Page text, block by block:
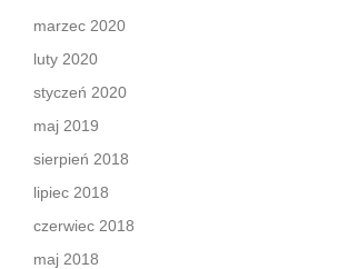
marzec 2020
luty 2020
styczeń 2020
maj 2019
sierpień 2018
lipiec 2018
czerwiec 2018
maj 2018